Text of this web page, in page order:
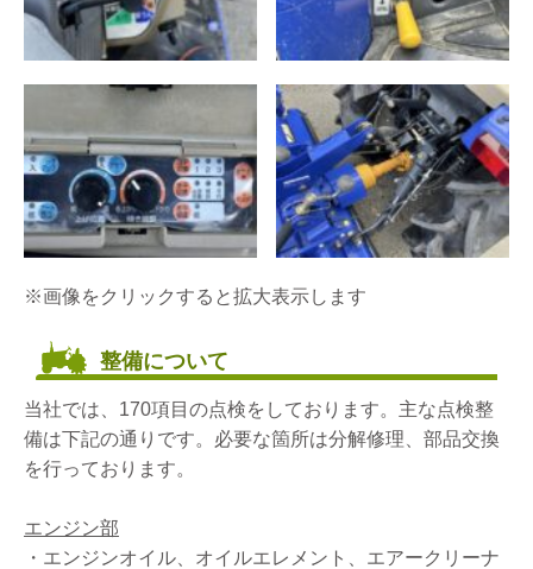
※画像をクリックすると拡大表示します
整備について
当社では、170項目の点検をしております。主な点検整
備は下記の通りです。必要な箇所は分解修理、部品交換
を行っております。
エンジン部
・エンジンオイル、オイルエレメント、エアークリーナ